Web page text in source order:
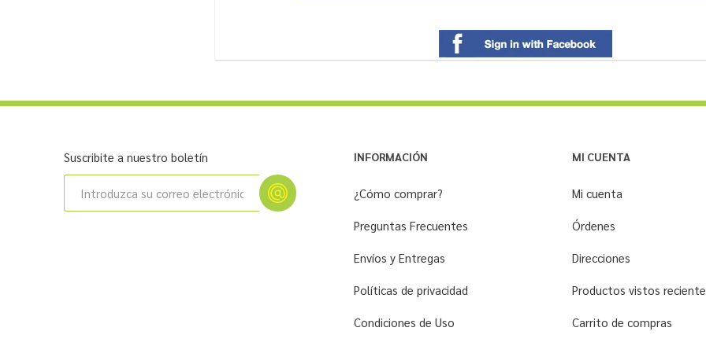
Suscribite a nuestro boletín INFORMACIÓN
¿Cómo comprar?
Preguntas Frecuentes
Envíos y Entregas
Políticas de privacidad
Condiciones de Uso
MI CUENTA
Mi cuenta
Órdenes
Direcciones
Productos vistos
Carrito de compras